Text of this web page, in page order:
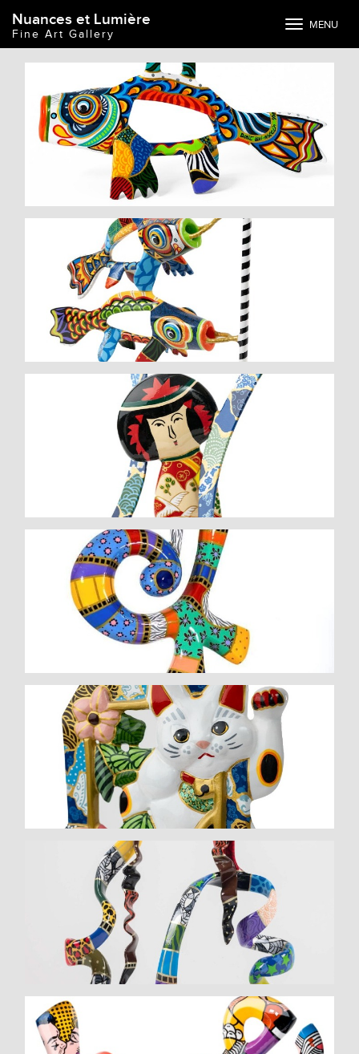
ToggleMENU
Nuances et Lumière
Fine Art Gallery